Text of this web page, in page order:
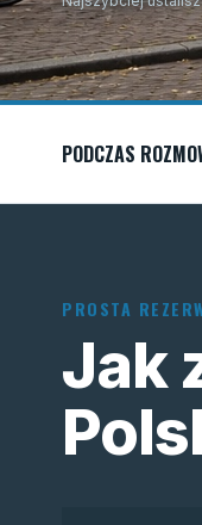
PODCZAS
PROSTA
Jak